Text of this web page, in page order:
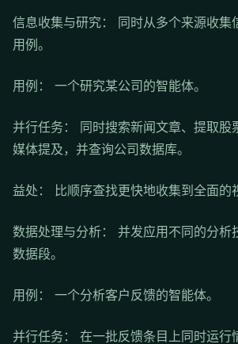
信息收集与研究： 同时从多个来源收集
用例。
用例： 一个研究某公司的智能体。
并行任务： 同时搜索新闻文章、提取股
媒体提及，并查询公司数据库。
益处： 比顺序查找更快地收集到全面的
数据处理与分析： 并发应用不同的分析
数据段。
用例： 一个分析客户反馈的智能体。
并行任务： 在一批反馈条目上同时运行